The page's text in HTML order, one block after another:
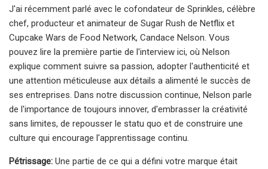
J'ai récemment parlé avec le cofondateur de Sprinkles, célèbre
chef, producteur et animateur de Sugar Rush de Netflix et
Cupcake Wars de Food Network, Candace Nelson. Vous
pouvez lire la première partie de l'interview ici, où Nelson
explique comment suivre sa passion, adopter l'authenticité et
une attention méticuleuse aux détails a alimenté le succès de
ses entreprises. Dans notre discussion continue, Nelson parle
de l'importance de toujours innover, d'embrasser la créativité
sans limites, de repousser le statu quo et de construire une
culture qui encourage l'apprentissage continu.
Pétrissage: Une partie de ce qui a défini votre marque était